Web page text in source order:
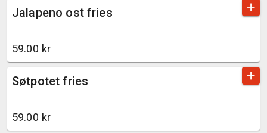
Jalapeno ost fries
59.00 kr
add
Søtpotet fries
59.00 kr
add